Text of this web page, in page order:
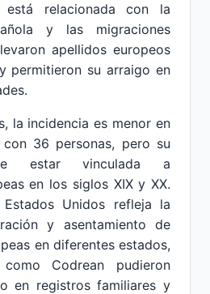
relacionada con la
y las migraciones
apellidos europeos
permitieron su arraigo en
la incidencia es menor en
36 personas, pero su
estar vinculada a
en los siglos XIX y XX.
Unidos refleja la
y asentamiento de
en diferentes estados,
Codrean pudieron
en registros familiares y